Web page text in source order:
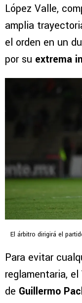
López Valle,
amplia
el orden en un
por su extrema
El árbitro dirigirá el
Para evitar
reglamentaria,
de Guillermo